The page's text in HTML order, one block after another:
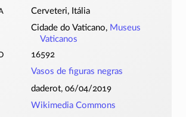
Cerveteri, Itália
Cidade do Vaticano, Museus
Vaticanos
16592
Vasos de figuras negras
daderot, 06/04/2019
Wikimedia Commons